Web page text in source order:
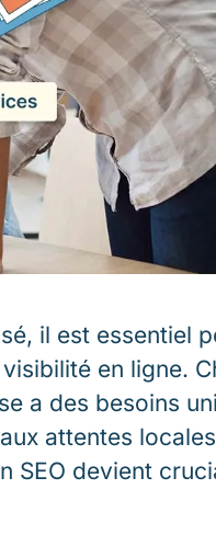
il est essentiel
en ligne.
a des besoins
attentes
SEO devient